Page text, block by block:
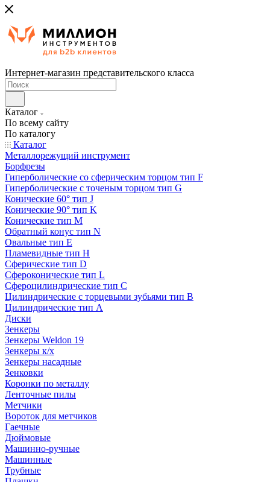
Интернет-магазин представительского класса
Каталог
По всему сайту
По каталогу
Каталог
Металлорежущий инструмент
Борфрезы
Гиперболические cо сферическим торцом тип F
Гиперболические с точеным торцом тип G
Конические 60° тип J
Конические 90° тип K
Конические тип M
Обратный конус тип N
Овальные тип E
Пламевидные тип H
Сферические тип D
Сфероконические тип L
Сфероцилиндрические тип C
Цилиндрические с торцевыми зубьями тип B
Цилиндрические тип А
Диски
Зенкеры
Зенкеры Weldon 19
Зенкеры к/х
Зенкеры насадные
Зенковки
Коронки по металлу
Ленточные пилы
Метчики
Вороток для метчиков
Гаечные
Дюймовые
Машинно-ручные
Машинные
Трубные